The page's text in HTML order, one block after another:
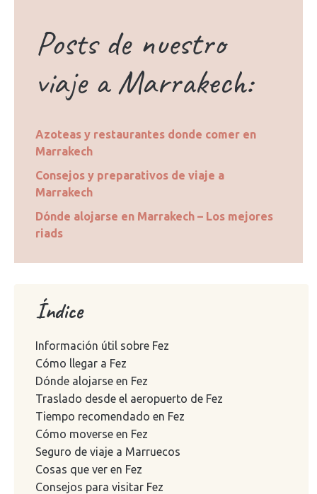
Posts de nuestro
viaje a Marrakech:
Azoteas y restaurantes donde comer en
Marrakech
Consejos y preparativos de viaje a
Marrakech
Dónde alojarse en Marrakech – Los mejores
riads
Índice
Información útil sobre Fez
Cómo llegar a Fez
Dónde alojarse en Fez
Traslado desde el aeropuerto de Fez
Tiempo recomendado en Fez
Cómo moverse en Fez
Seguro de viaje a Marruecos
Cosas que ver en Fez
Consejos para visitar Fez